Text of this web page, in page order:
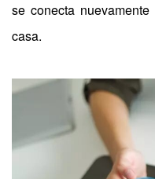
se conecta
casa.